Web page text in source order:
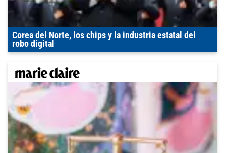
Corea del Norte, los chips y la industria estatal del
robo digital